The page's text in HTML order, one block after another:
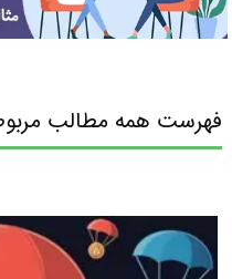
فهرست همه مطالب